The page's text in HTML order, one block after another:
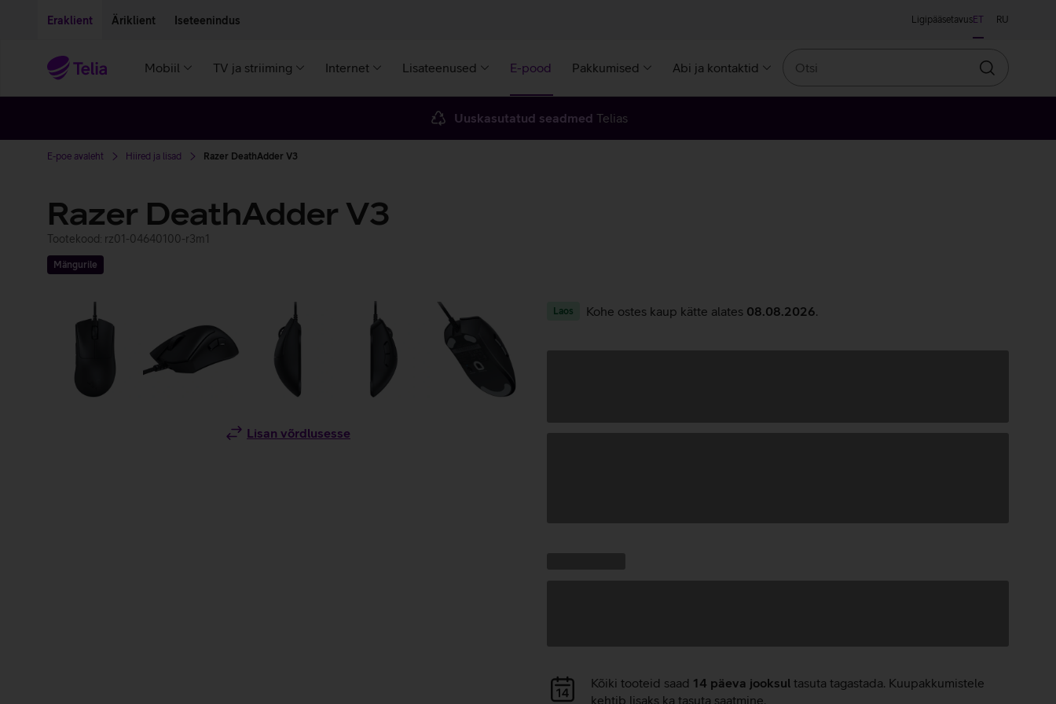
Eraklient Äriklient Iseteenindus LigipääsetavusET RU
Mobiil TV ja striiming Internet Lisateenused E-pood Pakkumised Abi ja kontaktid
Otsin
Uuskasutatud seadmed Telias
E-poe avaleht Hiired ja lisad Razer DeathAdder V3
Razer DeathAdder V3
Tootekood: rz01-04640100-r3m1
Mängurile
Lisan võrdlusesse
Laos Kohe ostes kaup kätte alates 08.08.2026
Andmete
laadimine
Kõiki tooteid saad 14 päeva jooksul tasuta tagastada. Kuupakkumistele
kehtib lisaks ka tasuta saatmine.